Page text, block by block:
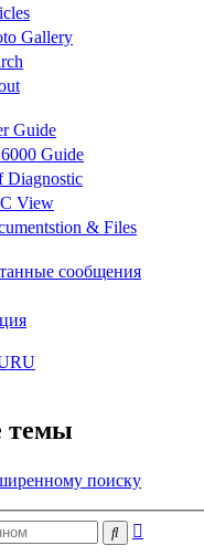
Gallery
Guide
Guide
Diagnostic
View
& Files
сообщения
темы
поиску
Поиск